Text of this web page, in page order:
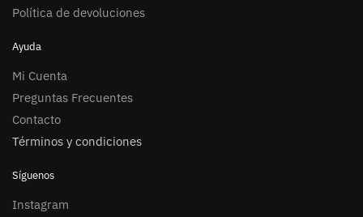
Política de devoluciones
Ayuda
Mi Cuenta
Preguntas Frecuentes
Contacto
Términos y condiciones
Síguenos
Instagram